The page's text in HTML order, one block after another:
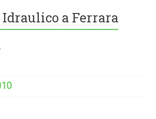
a Ferrara